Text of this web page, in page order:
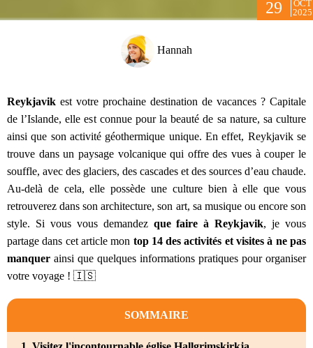
29
OCT
2025
Hannah
Reykjavik est votre prochaine destination de vacances ? Capitale
de l’Islande, elle est connue pour la beauté de sa nature, sa culture
ainsi que son activité géothermique unique. En effet, Reykjavik se
trouve dans un paysage volcanique qui offre des vues à couper le
souffle, avec des glaciers, des cascades et des sources d’eau chaude.
Au-delà de cela, elle possède une culture bien à elle que vous
retrouverez dans son architecture, son art, sa musique ou encore son
style. Si vous vous demandez que faire à Reykjavik, je vous
partage dans cet article mon top 14 des activités et visites à ne pas
manquer ainsi que quelques informations pratiques pour organiser
votre voyage ! 🇮🇸
SOMMAIRE